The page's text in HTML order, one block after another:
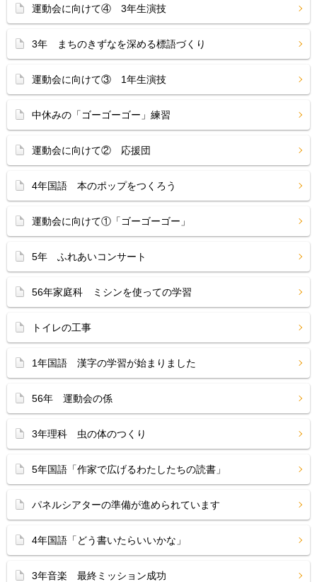
運動会に向けて④ 3年生演技
3年 まちのきずなを深める標語づくり
運動会に向けて③ 1年生演技
中休みの「ゴーゴーゴー」練習
運動会に向けて② 応援団
4年国語 本のポップをつくろう
運動会に向けて①「ゴーゴーゴー」
5年 ふれあいコンサート
56年家庭科 ミシンを使っての学習
トイレの工事
1年国語 漢字の学習が始まりました
56年 運動会の係
3年理科 虫の体のつくり
5年国語「作家で広げるわたしたちの読書」
パネルシアターの準備が進められています
4年国語「どう書いたらいいかな」
3年音楽 最終ミッション成功